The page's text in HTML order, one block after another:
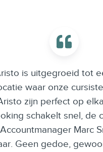
is uitgegroeid tot
waar onze
zijn perfect op
schakelt snel, de
Marc
Geen gedoe,